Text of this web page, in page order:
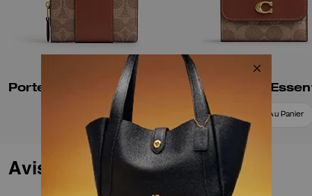
Ajouter Au Panier Ajouter Au Panier
Avis